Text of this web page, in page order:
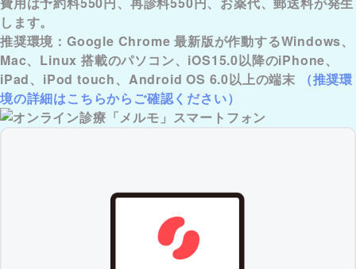
します。
推奨環境：Google Chrome 最新版が作動するWindows、
Mac、Linux 搭載のパソコン、iOS15.0以降のiPhone、
iPad、iPod touch、Android OS 6.0以上の端末
（推奨環
境の詳細はこちらからご確認ください）